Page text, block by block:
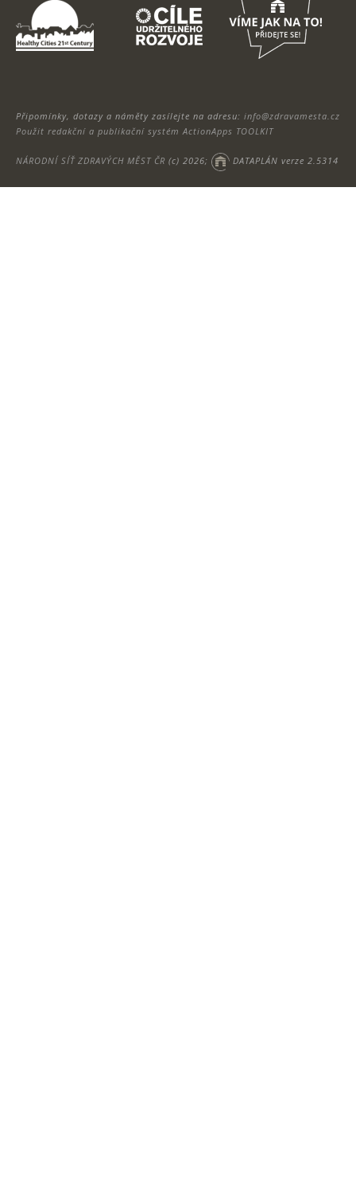
Připomínky, dotazy a náměty zasílejte na adresu: info@zdravamesta.cz
Použit redakční a publikační systém ActionApps TOOLKIT
NÁRODNÍ SÍŤ ZDRAVÝCH MĚST ČR (c) 2026; DATAPLÁN verze 2.5314